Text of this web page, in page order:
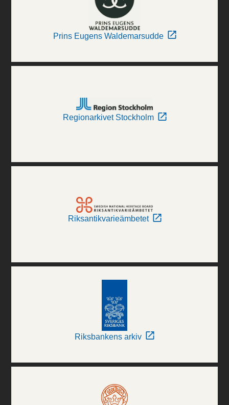
Prins Eugens Waldemarsudde
Regionarkivet Stockholm
Riksantikvarieämbetet
Riksbankens arkiv